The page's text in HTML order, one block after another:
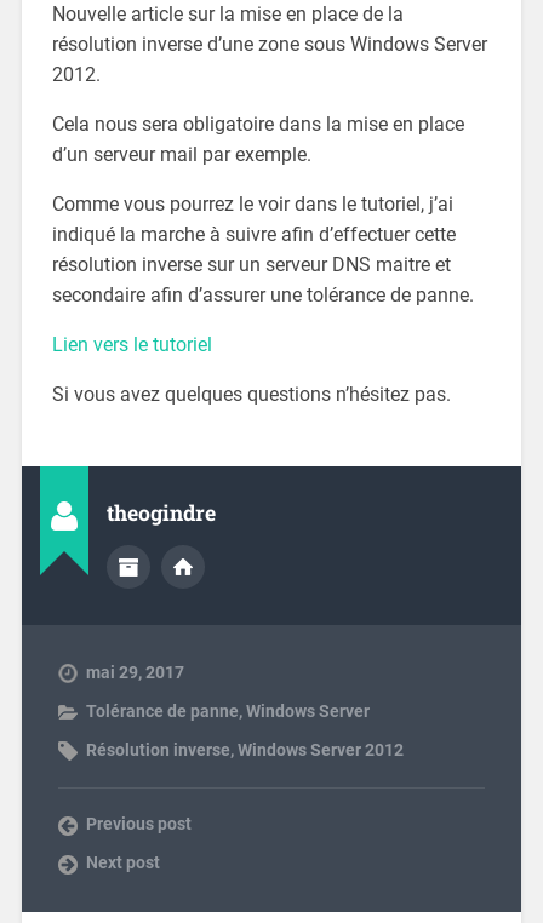
Nouvelle article sur la mise en place de la
résolution inverse d’une zone sous Windows Server
2012.
Cela nous sera obligatoire dans la mise en place
d’un serveur mail par exemple.
Comme vous pourrez le voir dans le tutoriel, j’ai
indiqué la marche à suivre afin d’effectuer cette
résolution inverse sur un serveur DNS maitre et
secondaire afin d’assurer une tolérance de panne.
Lien vers le tutoriel
Si vous avez quelques questions n’hésitez pas.
theogindre
mai 29, 2017
Tolérance de panne,Windows Server
Résolution inverse,Windows Server 2012
Previous post
Next post